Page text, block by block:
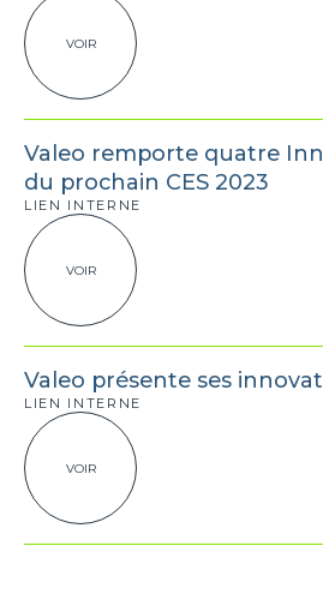
VOIR
Valeo remporte quatre
du prochain CES 2023
LIEN INTERNE
VOIR
Valeo présente ses
LIEN INTERNE
VOIR